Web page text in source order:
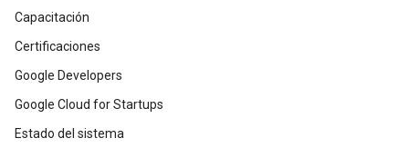
Capacitación
Certificaciones
Google Developers
Google Cloud for Startups
Estado del sistema